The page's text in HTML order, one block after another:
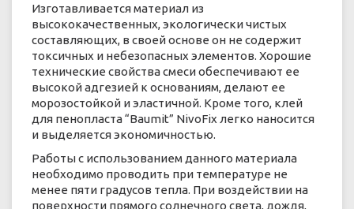
Изготавливается материал из
высококачественных, экологически чистых
составляющих, в своей основе он не содержит
токсичных и небезопасных элементов. Хорошие
технические свойства смеси обеспечивают ее
высокой адгезией к основаниям, делают ее
морозостойкой и эластичной. Кроме того, клей
для пенопласта “Baumit” NivoFix легко наносится
и выделяется экономичностью.
Работы с использованием данного материала
необходимо проводить при температуре не
менее пяти градусов тепла. При воздействии на
поверхности прямого солнечного света, дождя,